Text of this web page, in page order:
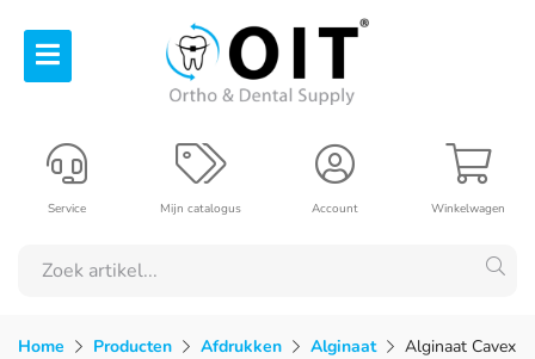
Winkelwagen
Account
Mijn catalogus
Service
Home Producten Afdrukken Alginaat
Alginaat Cavex